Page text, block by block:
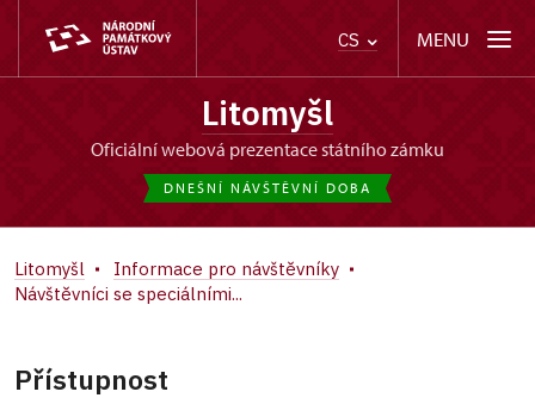
CS MENU
Litomyšl
oficiální webová prezentace státního zámku
DNEŠNÍ NÁVŠTĚVNÍ DOBA
Litomyšl
Informace pro návštěvníky
Návštěvníci se speciálními...
Přístupnost